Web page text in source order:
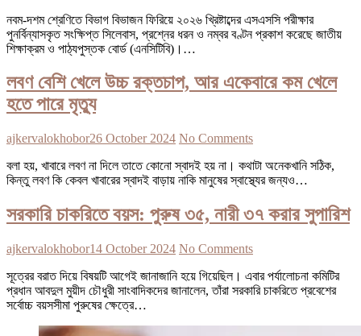
নবম-দশম শ্রেণিতে বিভাগ বিভাজন ফিরিয়ে ২০২৬ খ্রিষ্টাব্দের এসএসসি পরীক্ষার
পুনর্বিন্যাসকৃত সংক্ষিপ্ত সিলেবাস, প্রশ্নের ধরন ও নম্বর বণ্টন প্রকাশ করেছে জাতীয়
শিক্ষাক্রম ও পাঠ্যপুস্তক বোর্ড (এনসিটিবি)।…
লবণ বেশি খেলে উচ্চ রক্তচাপ, আর একেবারে কম খেলে
হতে পারে মৃত্যু
ajkervalokhobor26 October 2024 No Comments
বলা হয়, খাবারে লবণ না দিলে তাতে কোনো স্বাদই হয় না। কথাটা অনেকখানি সঠিক,
কিন্তু লবণ কি কেবল খাবারের স্বাদই বাড়ায় নাকি মানুষের স্বাস্থ্যের জন্যও…
সরকারি চাকরিতে বয়স: পুরুষ ৩৫, নারী ৩৭ করার সুপারিশ
ajkervalokhobor14 October 2024 No Comments
সূত্রের বরাত দিয়ে বিষয়টি আগেই জানাজানি হয়ে গিয়েছিল। এবার পর্যালোচনা কমিটির
প্রধান আবদুল মুয়ীদ চৌধুরী সাংবাদিকদের জানালেন, তাঁরা সরকারি চাকরিতে প্রবেশের
সর্বোচ্চ বয়সসীমা পুরুষের ক্ষেত্রে…